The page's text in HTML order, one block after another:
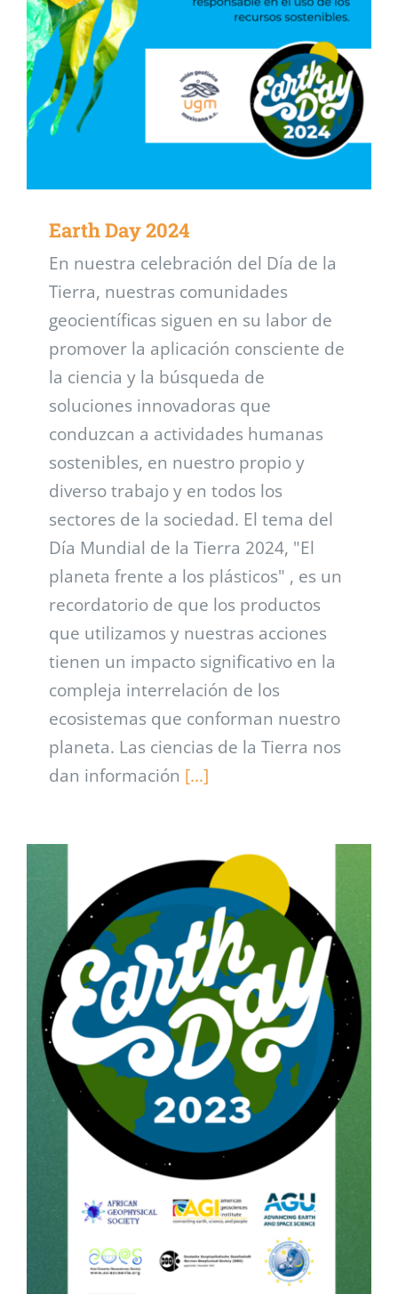
Earth Day 2024
En nuestra celebración del Día de la
Tierra, nuestras comunidades
geocientíficas siguen en su labor de
promover la aplicación consciente de
la ciencia y la búsqueda de
soluciones innovadoras que
conduzcan a actividades humanas
sostenibles, en nuestro propio y
diverso trabajo y en todos los
sectores de la sociedad. El tema del
Día Mundial de la Tierra 2024, "El
planeta frente a los plásticos" , es un
recordatorio de que los productos
que utilizamos y nuestras acciones
tienen un impacto significativo en la
compleja interrelación de los
ecosistemas que conforman nuestro
planeta. Las ciencias de la Tierra nos
dan información [...]